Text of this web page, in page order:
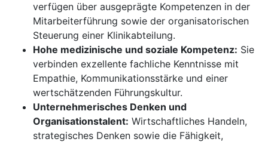
verfügen über ausgeprägte Kompetenzen in der
Mitarbeiterführung sowie der organisatorischen
Steuerung einer Klinikabteilung.
Hohe medizinische und soziale Kompetenz: Sie
verbinden exzellente fachliche Kenntnisse mit
Empathie, Kommunikationsstärke und einer
wertschätzenden Führungskultur.
Unternehmerisches Denken und
Organisationstalent: Wirtschaftliches Handeln,
strategisches Denken sowie die Fähigkeit,